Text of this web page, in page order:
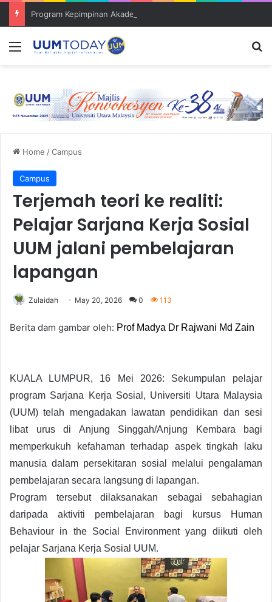
Menu
Home /Campus
Campus
Terjemah teori ke realiti:
Pelajar Sarjana Kerja Sosial
UUM jalani pembelajaran
lapangan
Zulaidah May 20, 2026 0 113
Berita dam gambar oleh: Prof Madya Dr Rajwani Md Zain
KUALA LUMPUR, 16 Mei 2026: Sekumpulan pelajar
program Sarjana Kerja Sosial, Universiti Utara Malaysia
(UUM) telah mengadakan lawatan pendidikan dan sesi
libat urus di Anjung Singgah/Anjung Kembara bagi
memperkukuh kefahaman terhadap aspek tingkah laku
manusia dalam persekitaran sosial melalui pengalaman
pembelajaran secara langsung di lapangan.
Program tersebut dilaksanakan sebagai sebahagian
daripada aktiviti pembelajaran bagi kursus Human
Behaviour in the Social Environment yang diikuti oleh
pelajar Sarjana Kerja Sosial UUM.